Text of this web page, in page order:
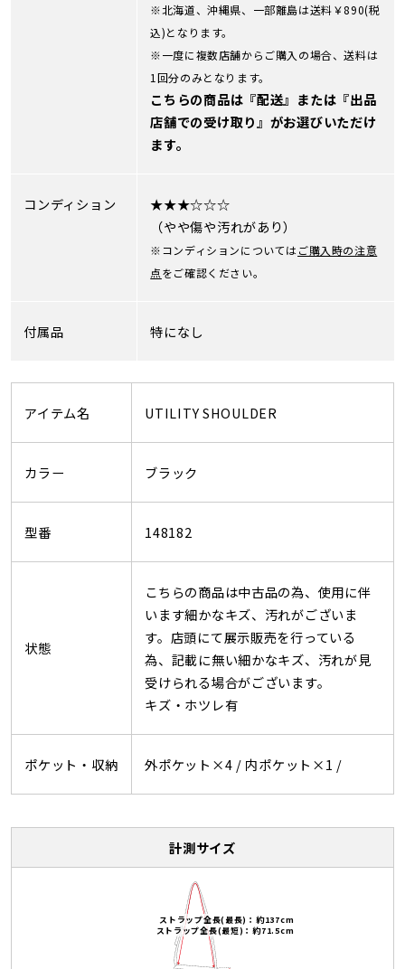
※北海道、沖縄県、一部離島は送料￥890(税
込)となります。
※一度に複数店舗からご購入の場合、送料は
1回分のみとなります。
こちらの商品は『配送』または『出品
店舗での受け取り』がお選びいただけ
ます。
コンディション
★★★☆☆☆
（やや傷や汚れがあり）
※コンディションについてはご購入時の注意
点をご確認ください。
付属品 特になし
アイテム名 UTILITY SHOULDER
カラー ブラック
型番 148182
状態
こちらの商品は中古品の為、使用に伴
います細かなキズ、汚れがございま
す。店頭にて展示販売を行っている
為、記載に無い細かなキズ、汚れが見
受けられる場合がございます。
キズ・ホツレ有
ポケット・収納 外ポケット×4 / 内ポケット×1 /
計測サイズ
ストラップ全長(最短)：約71.5cm
ストラップ全長(最長)：約137cm